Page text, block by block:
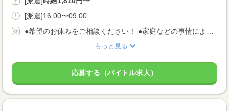
[派遣]16:00〜09:00
●希望のお休みをご相談ください！ ●家庭などの事情によるお休み調整OK 「土日休み」「扶養内」など 希望に合わせてお仕事をご紹介します。
もっと見る
応募する（バイトル求人）